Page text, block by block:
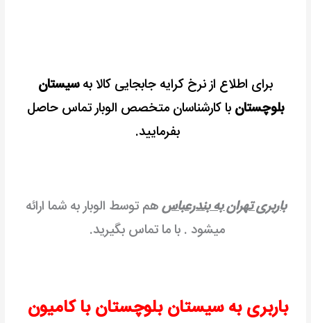
برای اطلاع از نرخ کرایه جابجایی کالا بهسیستان
بلوچستان با کارشناسان متخصص الوبار تماس حاصل
بفرمایید.
باربری تهران به بندرعباسهم توسط الوبار به شما ارائه
میشود . با ما تماس بگیرید.
باربری به سیستان بلوچستان با کامیون